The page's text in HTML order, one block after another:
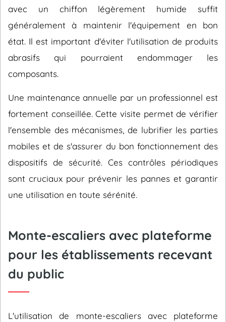
avec un chiffon légèrement humide suffit
généralement à maintenir l'équipement en bon
état. Il est important d'éviter l'utilisation de produits
abrasifs qui pourraient endommager les
composants.
Une maintenance annuelle par un professionnel est
fortement conseillée. Cette visite permet de vérifier
l'ensemble des mécanismes, de lubrifier les parties
mobiles et de s'assurer du bon fonctionnement des
dispositifs de sécurité. Ces contrôles périodiques
sont cruciaux pour prévenir les pannes et garantir
une utilisation en toute sérénité.
Monte-escaliers avec plateforme
pour les établissements recevant
du public
L'utilisation de monte-escaliers avec plateforme